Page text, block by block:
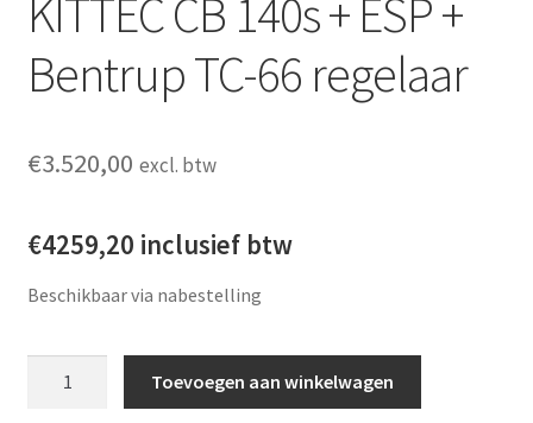
KITTEC CB 140s + ESP +
Bentrup TC-66 regelaar
€3.520,00 excl. btw
€4259,20 inclusief btw
Beschikbaar via nabestelling
Toevoegen aan winkelwagen